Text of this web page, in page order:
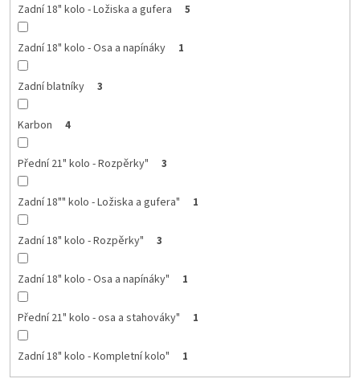
Zadní 18" kolo - Ložiska a gufera 5
Zadní 18" kolo - Osa a napínáky 1
Zadní blatníky 3
Karbon 4
Přední 21" kolo - Rozpěrky" 3
Zadní 18"" kolo - Ložiska a gufera" 1
Zadní 18" kolo - Rozpěrky" 3
Zadní 18" kolo - Osa a napínáky" 1
Přední 21" kolo - osa a stahováky" 1
Zadní 18" kolo - Kompletní kolo" 1